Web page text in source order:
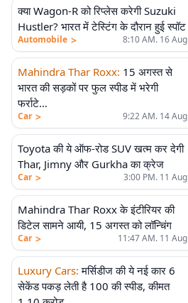
क्या Wagon-R को रिप्लेस करेगी Suzuki
Hustler? भारत में टेस्टिंग के दौरान हुई स्पॉट
Automobile > 8:10 AM. 16 Aug
Mahindra Thar Roxx: 15 अगस्त से
भारत की सड़कों पर फुल स्पीड में भरेगी
फर्राटे…
Car > 9:22 AM. 14 Aug
Toyota की ये ऑफ-रोड SUV खत्म कर देगी
Thar, Jimny और Gurkha का क्रेज
Car > 3:00 PM. 11 Aug
Mahindra Thar Roxx के इंटीरियर की
डिटेल सामने आयी, 15 अगस्त को लॉन्चिंग
Car > 11:47 AM. 11 Aug
Luxury Cars: मर्सिडीज की ये नई कार 6
सेकेंड पकड़ लेती है 100 की स्पीड, कीमत